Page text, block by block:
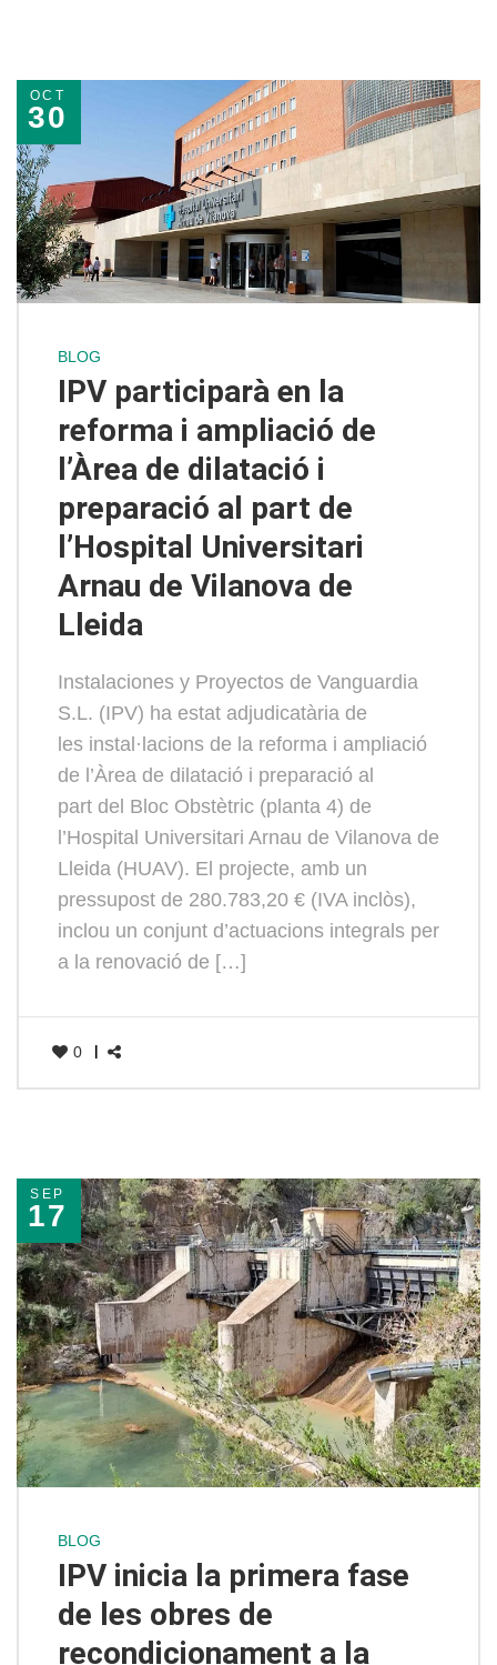
OCT
30
BLOG
IPV participarà en la
reforma i ampliació de
l’Àrea de dilatació i
preparació al part de
l’Hospital Universitari
Arnau de Vilanova de
Lleida
Instalaciones y Proyectos de Vanguardia
S.L. (IPV) ha estat adjudicatària de
les instal·lacions de la reforma i ampliació
de l’Àrea de dilatació i preparació al
part del Bloc Obstètric (planta 4) de
l’Hospital Universitari Arnau de Vilanova de
Lleida (HUAV). El projecte, amb un
pressupost de 280.783,20 € (IVA inclòs),
inclou un conjunt d’actuacions integrals per
a la renovació de […]
0
SEP
17
BLOG
IPV inicia la primera fase
de les obres de
recondicionament a la